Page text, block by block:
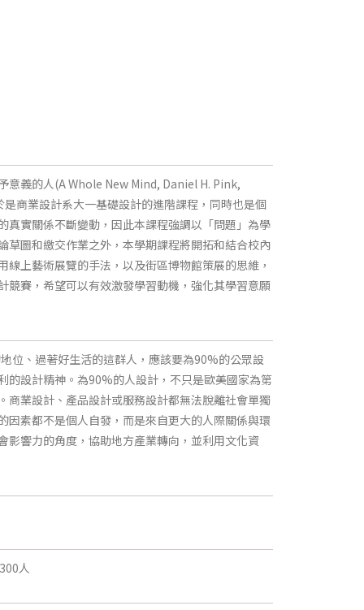
意義的人(A Whole New Mind, Daniel H. Pink,
商業設計系大一基礎設計的進階課程，同時也是個
實關係不斷變動，因此本課程強調以「問題」為學
圖和繳交作業之外，本學期課程將開拓和結合校內
上藝術展覽的手法，以及街區博物館策展的思維，
賽，希望可以有效激發學習動機，強化其學習意願
位、過著好生活的這群人，應該要為90%的公眾設
的設計精神。為90%的人設計，不只是歐美國家為第
業設計、產品設計或服務設計都無法脫離社會單獨
素都不是個人自發，而是來自更大的人際關係與環
影響力的角度，協助地方產業轉向，並利用文化資
人